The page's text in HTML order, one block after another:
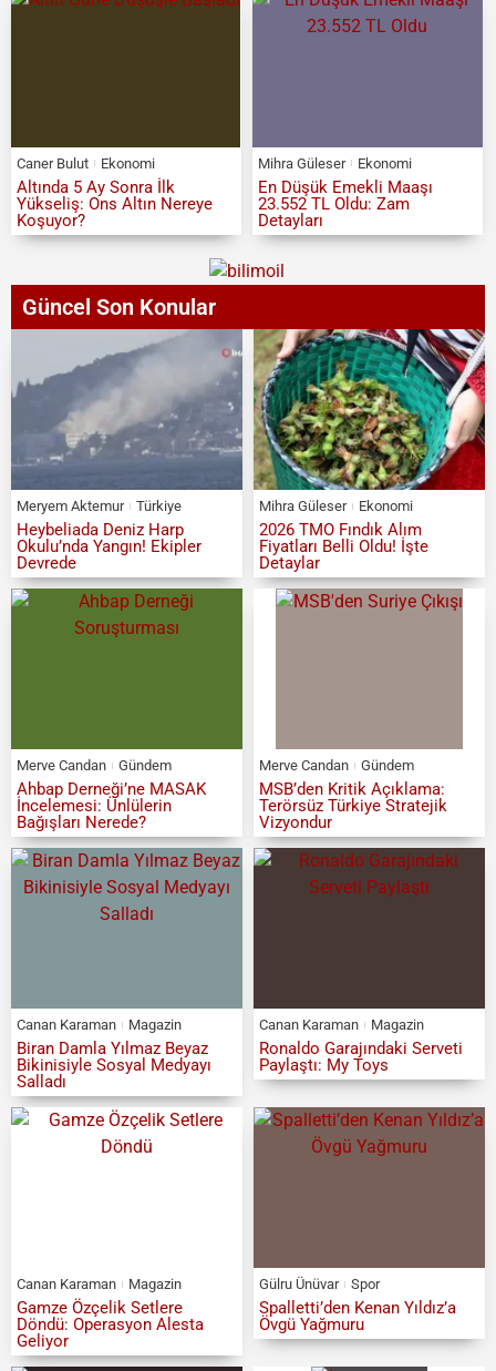
Caner Bulut Ekonomi
Altında 5 Ay Sonra İlk
Yükseliş: Ons Altın Nereye
Koşuyor?
Mihra Güleser Ekonomi
En Düşük Emekli Maaşı
23.552 TL Oldu: Zam
Detayları
Güncel Son Konular
Meryem Aktemur Türkiye
Heybeliada Deniz Harp
Okulu’nda Yangın! Ekipler
Devrede
Mihra Güleser Ekonomi
2026 TMO Fındık Alım
Fiyatları Belli Oldu! İşte
Detaylar
Merve Candan Gündem
Ahbap Derneği’ne MASAK
İncelemesi: Ünlülerin
Bağışları Nerede?
Merve Candan Gündem
MSB’den Kritik Açıklama:
Terörsüz Türkiye Stratejik
Vizyondur
Canan Karaman Magazin
Biran Damla Yılmaz Beyaz
Bikinisiyle Sosyal Medyayı
Salladı
Canan Karaman Magazin
Ronaldo Garajındaki Serveti
Paylaştı: My Toys
Canan Karaman Magazin
Gamze Özçelik Setlere
Döndü: Operasyon Alesta
Geliyor
Gülru Ünüvar Spor
Spalletti’den Kenan Yıldız’a
Övgü Yağmuru